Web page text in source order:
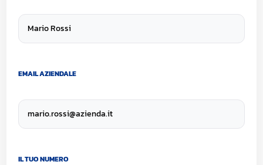
EMAIL AZIENDALE
IL TUO NUMERO